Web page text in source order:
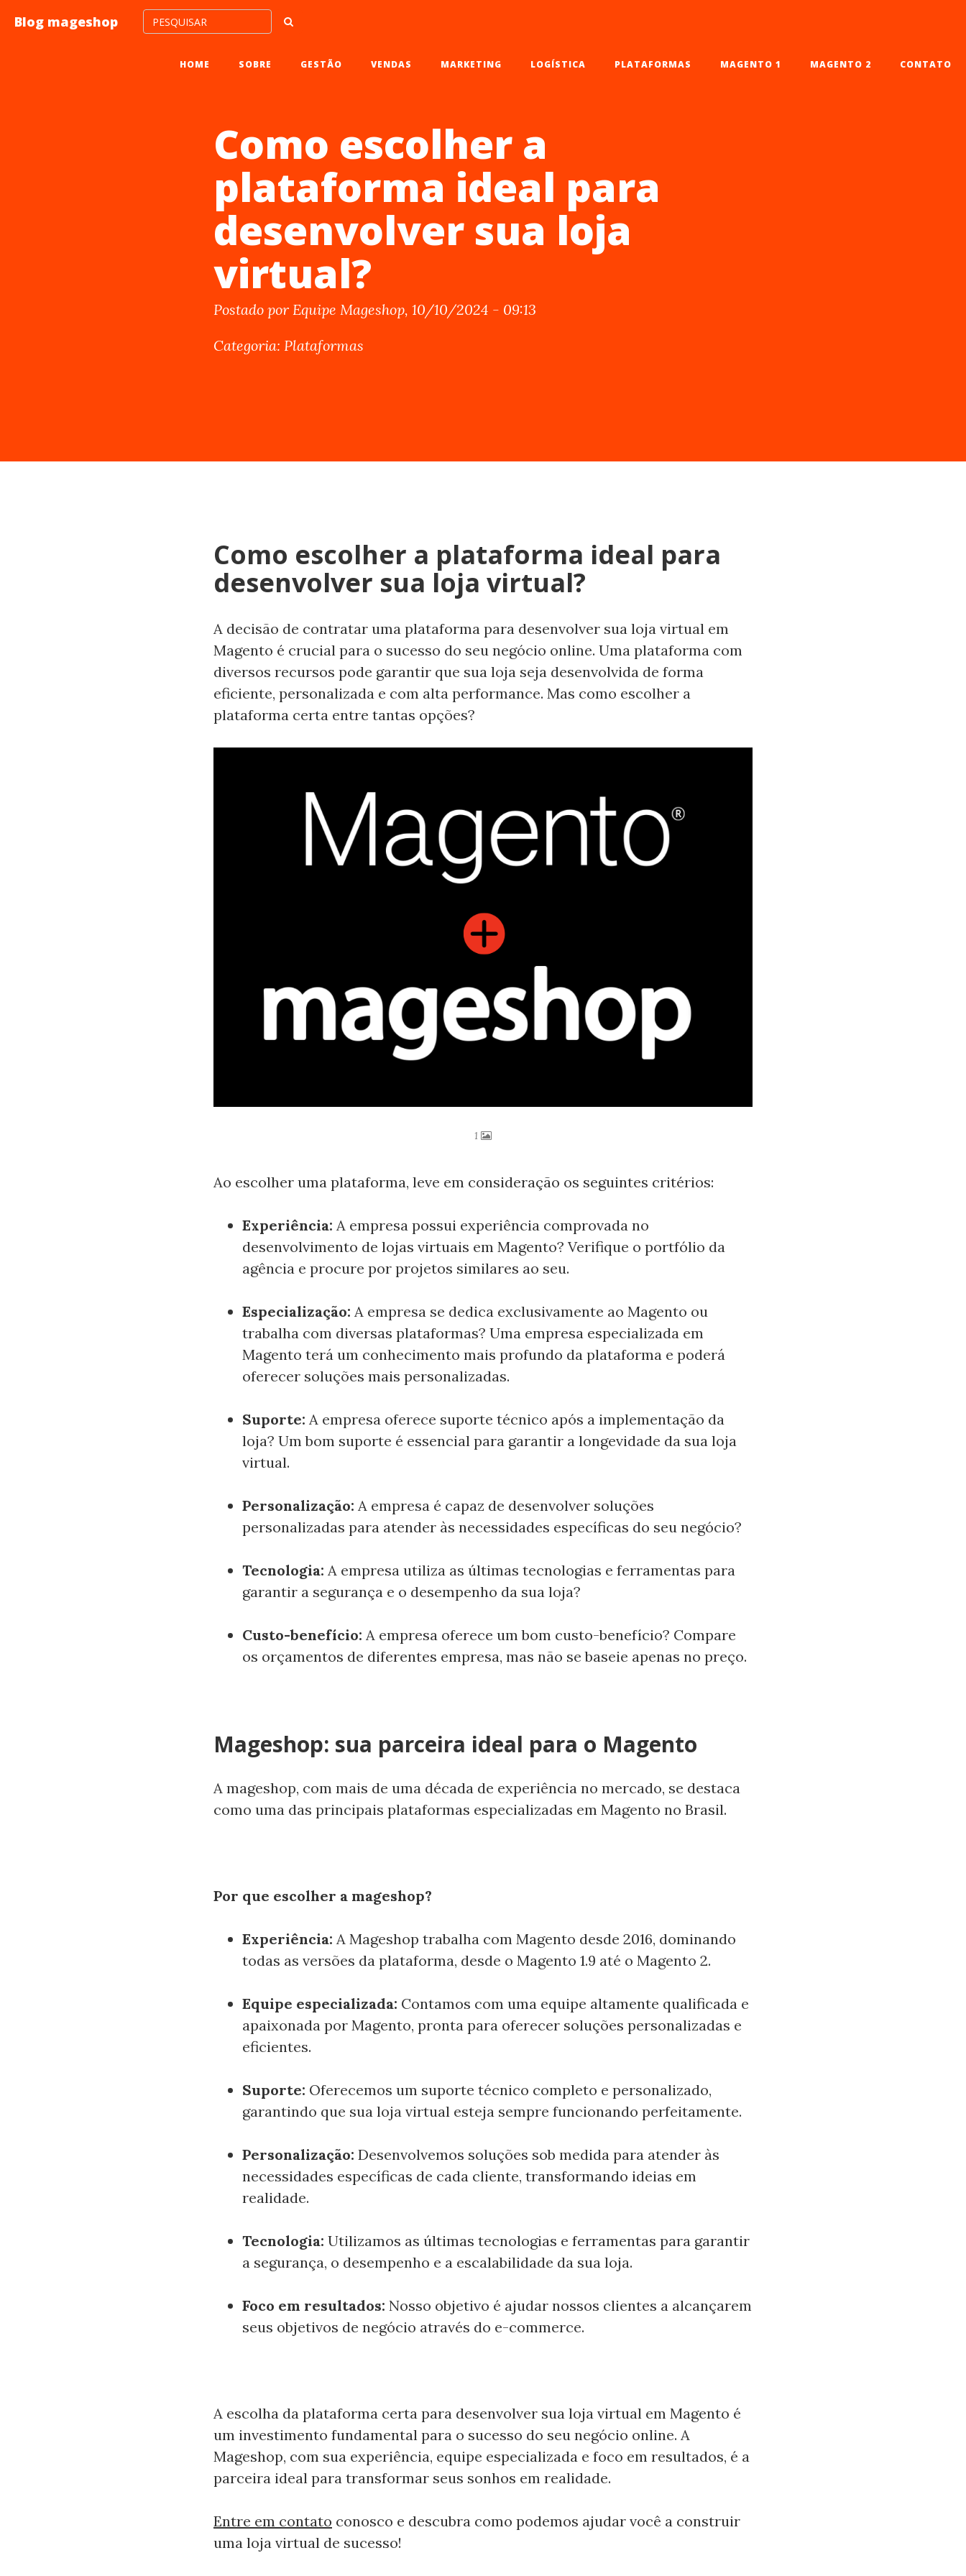
Blog mageshop
HOME SOBRE GESTÃO VENDAS MARKETING LOGÍSTICA PLATAFORMAS MAGENTO 1 MAGENTO 2 CONTATO
Como escolher a
plataforma ideal para
desenvolver sua loja
virtual?
Postado por Equipe Mageshop, 10/10/2024 - 09:13
Categoria: Plataformas
Como escolher a plataforma ideal para
desenvolver sua loja virtual?
A decisão de contratar uma plataforma para desenvolver sua loja virtual em
Magento é crucial para o sucesso do seu negócio online. Uma plataforma com
diversos recursos pode garantir que sua loja seja desenvolvida de forma
eficiente, personalizada e com alta performance. Mas como escolher a
plataforma certa entre tantas opções?
1
Ao escolher uma plataforma, leve em consideração os seguintes critérios:
Experiência: A empresa possui experiência comprovada no
desenvolvimento de lojas virtuais em Magento? Verifique o portfólio da
agência e procure por projetos similares ao seu.
Especialização: A empresa se dedica exclusivamente ao Magento ou
trabalha com diversas plataformas? Uma empresa especializada em
Magento terá um conhecimento mais profundo da plataforma e poderá
oferecer soluções mais personalizadas.
Suporte: A empresa oferece suporte técnico após a implementação da
loja? Um bom suporte é essencial para garantir a longevidade da sua loja
virtual.
Personalização: A empresa é capaz de desenvolver soluções
personalizadas para atender às necessidades específicas do seu negócio?
Tecnologia: A empresa utiliza as últimas tecnologias e ferramentas para
garantir a segurança e o desempenho da sua loja?
Custo-benefício: A empresa oferece um bom custo-benefício? Compare
os orçamentos de diferentes empresa, mas não se baseie apenas no preço.
Mageshop: sua parceira ideal para o Magento
A mageshop, com mais de uma década de experiência no mercado, se destaca
como uma das principais plataformas especializadas em Magento no Brasil.
Por que escolher a mageshop?
Experiência: A Mageshop trabalha com Magento desde 2016, dominando
todas as versões da plataforma, desde o Magento 1.9 até o Magento 2.
Equipe especializada: Contamos com uma equipe altamente qualificada e
apaixonada por Magento, pronta para oferecer soluções personalizadas e
eficientes.
Suporte: Oferecemos um suporte técnico completo e personalizado,
garantindo que sua loja virtual esteja sempre funcionando perfeitamente.
Personalização: Desenvolvemos soluções sob medida para atender às
necessidades específicas de cada cliente, transformando ideias em
realidade.
Tecnologia: Utilizamos as últimas tecnologias e ferramentas para garantir
a segurança, o desempenho e a escalabilidade da sua loja.
Foco em resultados: Nosso objetivo é ajudar nossos clientes a alcançarem
seus objetivos de negócio através do e-commerce.
A escolha da plataforma certa para desenvolver sua loja virtual em Magento é
um investimento fundamental para o sucesso do seu negócio online. A
Mageshop, com sua experiência, equipe especializada e foco em resultados, é a
parceira ideal para transformar seus sonhos em realidade.
Entre em contato conosco e descubra como podemos ajudar você a construir
uma loja virtual de sucesso!